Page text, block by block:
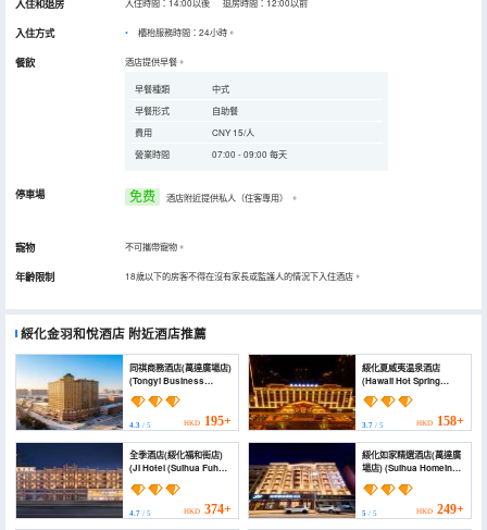
入住和退房 入住時間：14:00以後 退房時間：12:00以前
入住方式 櫃枱服務時間：24小時。
餐飲 酒店提供早餐。
早餐種類
中式
早餐形式
自助餐
費用
CNY 15/人
營業時間
07:00 - 09:00 每天
停車場 免费 酒店附近提供私人（住客專用） 。
寵物 不可攜帶寵物。
年齡限制 18歲以下的房客不得在沒有家長或監護人的情況下入住酒店。
綏化金羽和悅酒店 附近酒店推薦
同祺商務酒店(萬達廣場店)
(Tongyi Business
Hotel)
4.3 / 5 HKD 195+
綏化夏威夷温泉酒店
(Hawaii Hot Spring
Hotel)
3.7/ 5 HKD 158+
全季酒店(綏化福和街店)
(JI Hotel (Suihua Fuhe
Street))
4.7 / 5 HKD 374+
綏化如家精選酒店(萬達廣
場店) (Suihua Homeinn
Plus Hotel (Wanda
Plaza))
5/ 5 HKD 249+